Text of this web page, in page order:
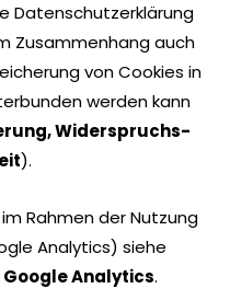
Datenschutzerklärung
Zusammenhang auch
von Cookies in
werden kann
Widerspruchs-
).
Rahmen der Nutzung
Analytics) siehe
Analytics.